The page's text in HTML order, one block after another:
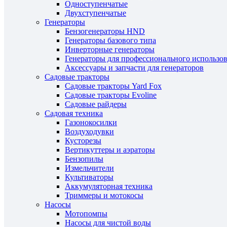
Одноступенчатые
Двухступенчатые
Генераторы
Бензогенераторы HND
Генераторы базового типа
Инверторные генераторы
Генераторы для профессионального
Аксессуары и запчасти для генераторов
Садовые тракторы
Садовые тракторы Yard Fox
Садовые тракторы Evoline
Садовые райдеры
Садовая техника
Газонокосилки
Воздуходувки
Кусторезы
Вертикуттеры и аэраторы
Бензопилы
Измельчители
Культиваторы
Аккумуляторная техника
Триммеры и мотокосы
Насосы
Мотопомпы
Насосы для чистой воды